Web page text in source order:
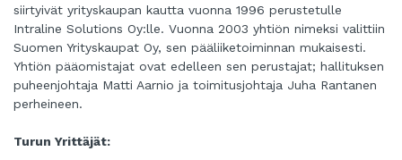
siirtyivät yrityskaupan kautta vuonna 1996 perustetulle
Intraline Solutions Oy:lle. Vuonna 2003 yhtiön nimeksi valittiin
Suomen Yrityskaupat Oy, sen pääliiketoiminnan mukaisesti.
Yhtiön pääomistajat ovat edelleen sen perustajat; hallituksen
puheenjohtaja Matti Aarnio ja toimitusjohtaja Juha Rantanen
perheineen.
Turun Yrittäjät: